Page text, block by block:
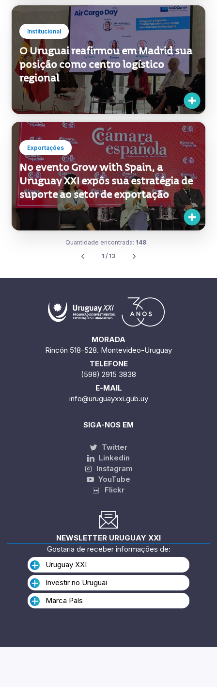
Institucional
O Uruguai reafirmou em Madrid sua
posição como centro logístico
regional
Exportações
No evento Grow with Spain, a
Uruguay XXI expôs sua estratégia de
suporte ao setor de exportação
MORADA
TELEFONE
(598) 2915 3838
info@uruguayxxi.gub.uy
SIGA-NOS EM
Twitter
Linkedin
YouTube
Flickr
NEWSLETTER URUGUAY XXI
Gostaria de receber informações de:
Uruguay XXI